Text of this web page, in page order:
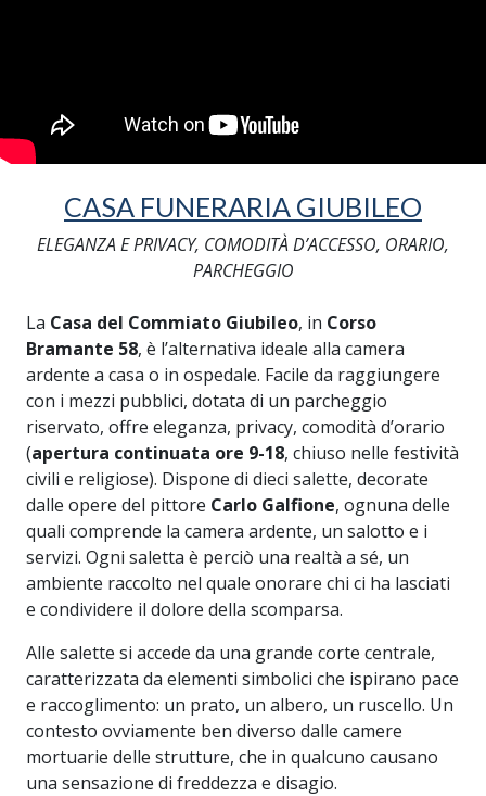
CASA FUNERARIA GIUBILEO
ELEGANZA E PRIVACY, COMODITÀ D’ACCESSO, ORARIO,
PARCHEGGIO
La Casa del Commiato Giubileo, in Corso
Bramante 58, è l’alternativa ideale alla camera
ardente a casa o in ospedale. Facile da raggiungere
con i mezzi pubblici, dotata di un parcheggio
riservato, offre eleganza, privacy, comodità d’orario
(apertura continuata ore 9-18, chiuso nelle festività
civili e religiose). Dispone di dieci salette, decorate
dalle opere del pittore Carlo Galfione, ognuna delle
quali comprende la camera ardente, un salotto e i
servizi. Ogni saletta è perciò una realtà a sé, un
ambiente raccolto nel quale onorare chi ci ha lasciati
e condividere il dolore della scomparsa.
Alle salette si accede da una grande corte centrale,
caratterizzata da elementi simbolici che ispirano pace
e raccoglimento: un prato, un albero, un ruscello. Un
contesto ovviamente ben diverso dalle camere
mortuarie delle strutture, che in qualcuno causano
una sensazione di freddezza e disagio.